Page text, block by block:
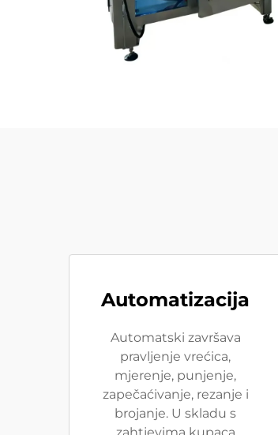
Automatizacija
Automatski završava
pravljenje vrećica,
mjerenje, punjenje,
zapečaćivanje, rezanje i
brojanje. U skladu s
zahtjevima kupaca